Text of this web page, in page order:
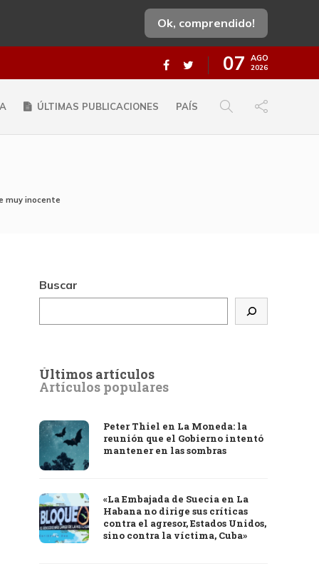
Ok, comprendido!
07 AGO
2026
ÚLTIMAS PUBLICACIONES PAÍS
muy inocente
Buscar
Últimos artículos
Artículos populares
Peter Thiel en La Moneda: la
reunión que el Gobierno intentó
mantener en las sombras
«La Embajada de Suecia en La
Habana no dirige sus críticas
contra el agresor, Estados Unidos,
sino contra la víctima, Cuba»